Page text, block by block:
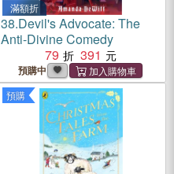
滿額折
38.Devil's Advocate: The
Anti-Divine Comedy
79
391
預購中
預購